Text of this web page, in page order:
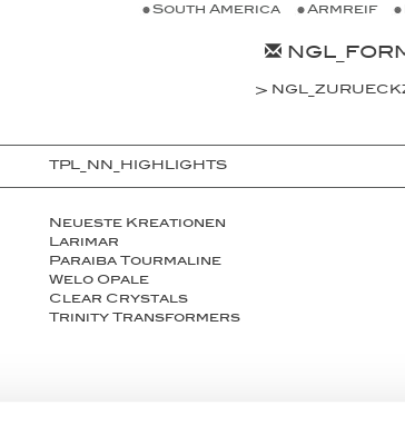
South America Armreif
TPL_NN_HIGHLIGHTS
Neueste Kreationen
Larimar
Paraiba Tourmaline
Welo Opale
Clear Crystals
Trinity Transformers